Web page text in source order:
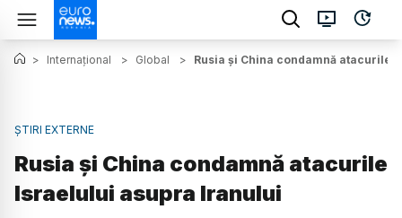
> Internațional > Global > Rusia și China condamnă atacurile
ȘTIRI EXTERNE
Rusia și China condamnă atacurile
Israelului asupra Iranului